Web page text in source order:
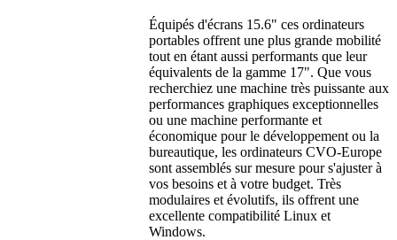
Équipés d'écrans 15.6" ces ordinateurs
portables offrent une plus grande mobilité
tout en étant aussi performants que leur
équivalents de la gamme 17". Que vous
recherchiez une machine très puissante aux
performances graphiques exceptionnelles
ou une machine performante et
économique pour le développement ou la
bureautique, les ordinateurs CVO-Europe
sont assemblés sur mesure pour s'ajuster à
vos besoins et à votre budget. Très
modulaires et évolutifs, ils offrent une
excellente compatibilité Linux et
Windows.